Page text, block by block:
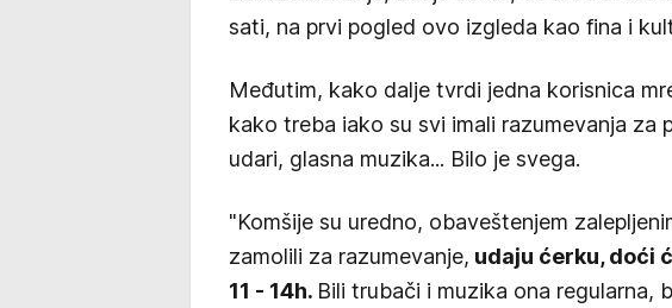
sati, na prvi pogled ovo izgleda kao fina i
Međutim, kako dalje tvrdi jedna korisnica
kako treba iako su svi imali razumevanja za
udari, glasna muzika... Bilo je svega.
"Komšije su uredno, obaveštenjem
zamolili za razumevanje, udaju ćerku, doći
11 - 14h. Bili trubači i muzika ona regularna,